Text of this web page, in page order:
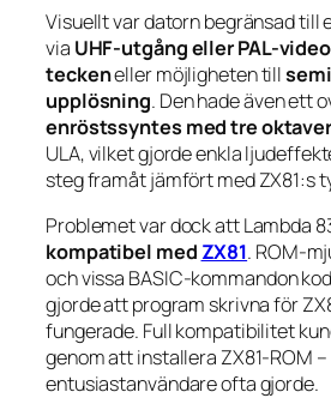
Visuellt var datorn begränsad till
via UHF-utgång eller PAL-video
teckeneller möjligheten till
upplösning. Den hade även ett
enröstssyntes med tre oktaver
ULA, vilket gjorde enkla
steg framåt jämfört med ZX81:s
Problemet var dock att Lambda
kompatibel med ZX81. ROM-
och vissa BASIC-kommandon
gjorde att program skrivna för
fungerade. Full kompatibilitet
genom att installera ZX81-ROM
entusiastanvändare ofta gjorde.